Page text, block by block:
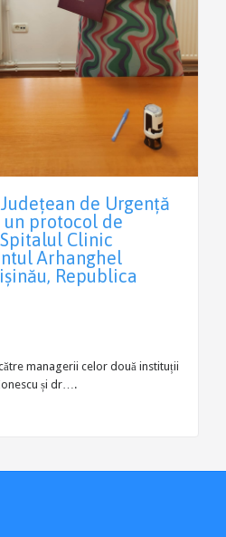
de Urgență
un protocol de
Clinic
Arhanghel
Republica
managerii celor două instituții
și dr….